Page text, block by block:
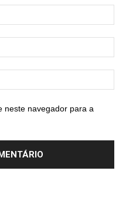
neste navegador para a